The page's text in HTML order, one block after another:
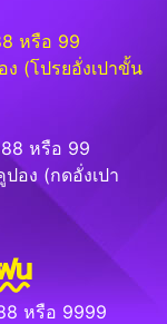
หรือ 99
ง (โปรยอั่งเปาขั้น
88 หรือ 99
อง (กดอั่งเปา
น
หรือ 9999